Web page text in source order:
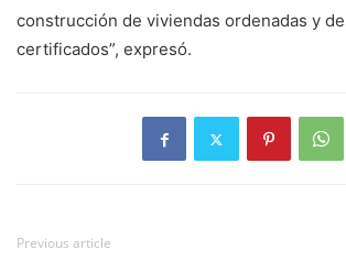
construcción de viviendas ordenadas y
certificados”, expresó.
Previous article